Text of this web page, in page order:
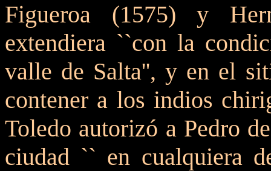
Figueroa (1575) y
extendiera ``con la
valle de Salta'', y en el
contener a los indios
Toledo autorizó a Pedro
ciudad `` en cualquiera